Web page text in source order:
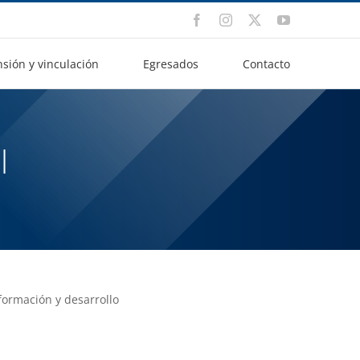
FacebookInstagram YouTube
y vinculación Egresados Contacto
y desarrollo